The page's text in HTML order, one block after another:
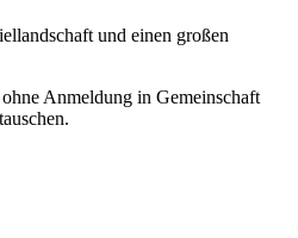
und einen großen
Anmeldung in Gemeinschaft